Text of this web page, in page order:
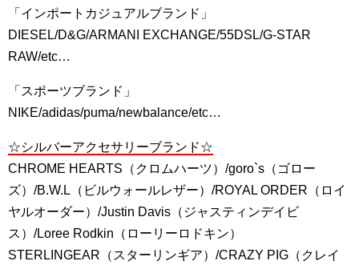
「インポートカジュアルブランド」
DIESEL/D&G/ARMANI EXCHANGE/55DSL/G-STAR
RAW/etc…
「スポーツブランド」
NIKE/adidas/puma/newbalance/etc…
☆シルバーアクセサリーブランド☆
CHROME HEARTS（クロムハーツ）/goro`s（ゴロー
ズ）/B.W.L（ビルウォールレザー）/ROYAL ORDER（ロイ
ヤルオーダー）/Justin Davis（ジャスティンデイビ
ス）/Loree Rodkin（ローリーロドキン）
STERLINGEAR（スターリンギア）/CRAZY PIG（クレイ